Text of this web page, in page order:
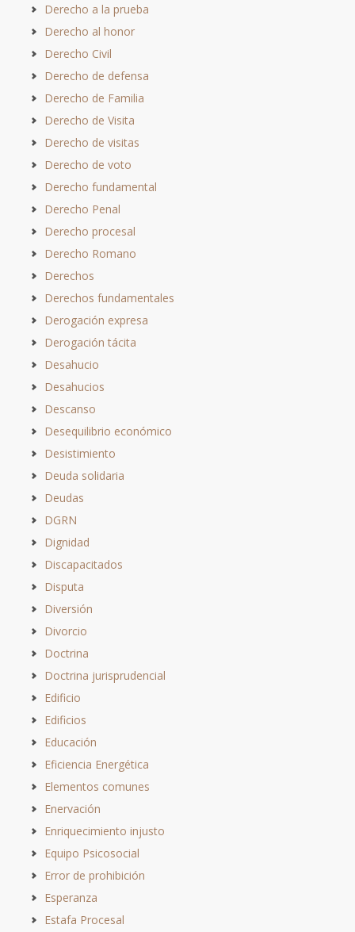
Derecho a la prueba
Derecho al honor
Derecho Civil
Derecho de defensa
Derecho de Familia
Derecho de Visita
Derecho de visitas
Derecho de voto
Derecho fundamental
Derecho Penal
Derecho procesal
Derecho Romano
Derechos
Derechos fundamentales
Derogación expresa
Derogación tácita
Desahucio
Desahucios
Descanso
Desequilibrio económico
Desistimiento
Deuda solidaria
Deudas
DGRN
Dignidad
Discapacitados
Disputa
Diversión
Divorcio
Doctrina
Doctrina jurisprudencial
Edificio
Edificios
Educación
Eficiencia Energética
Elementos comunes
Enervación
Enriquecimiento injusto
Equipo Psicosocial
Error de prohibición
Esperanza
Estafa Procesal